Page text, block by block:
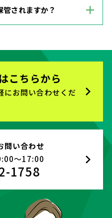
されますか？
こちらから
にお問い合わせくだ
問い合わせ
～17:00
1758